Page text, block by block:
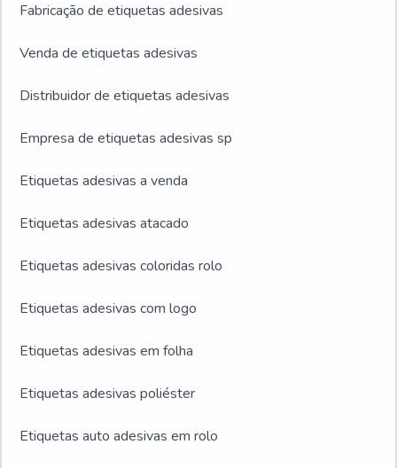
Fabricação de etiquetas adesivas
Venda de etiquetas adesivas
Distribuidor de etiquetas adesivas
Empresa de etiquetas adesivas sp
Etiquetas adesivas a venda
Etiquetas adesivas atacado
Etiquetas adesivas coloridas rolo
Etiquetas adesivas com logo
Etiquetas adesivas em folha
Etiquetas adesivas poliéster
Etiquetas auto adesivas em rolo